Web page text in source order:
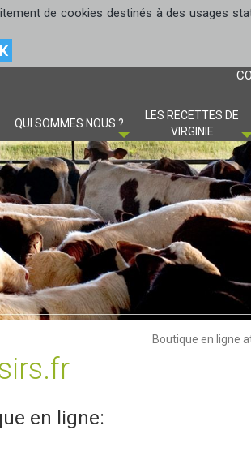
de cookies destinés à des usages
QUI SOMMES NOUS ?
LES RECETTES DE
VIRGINIE
Boutique en ligne
en ligne: